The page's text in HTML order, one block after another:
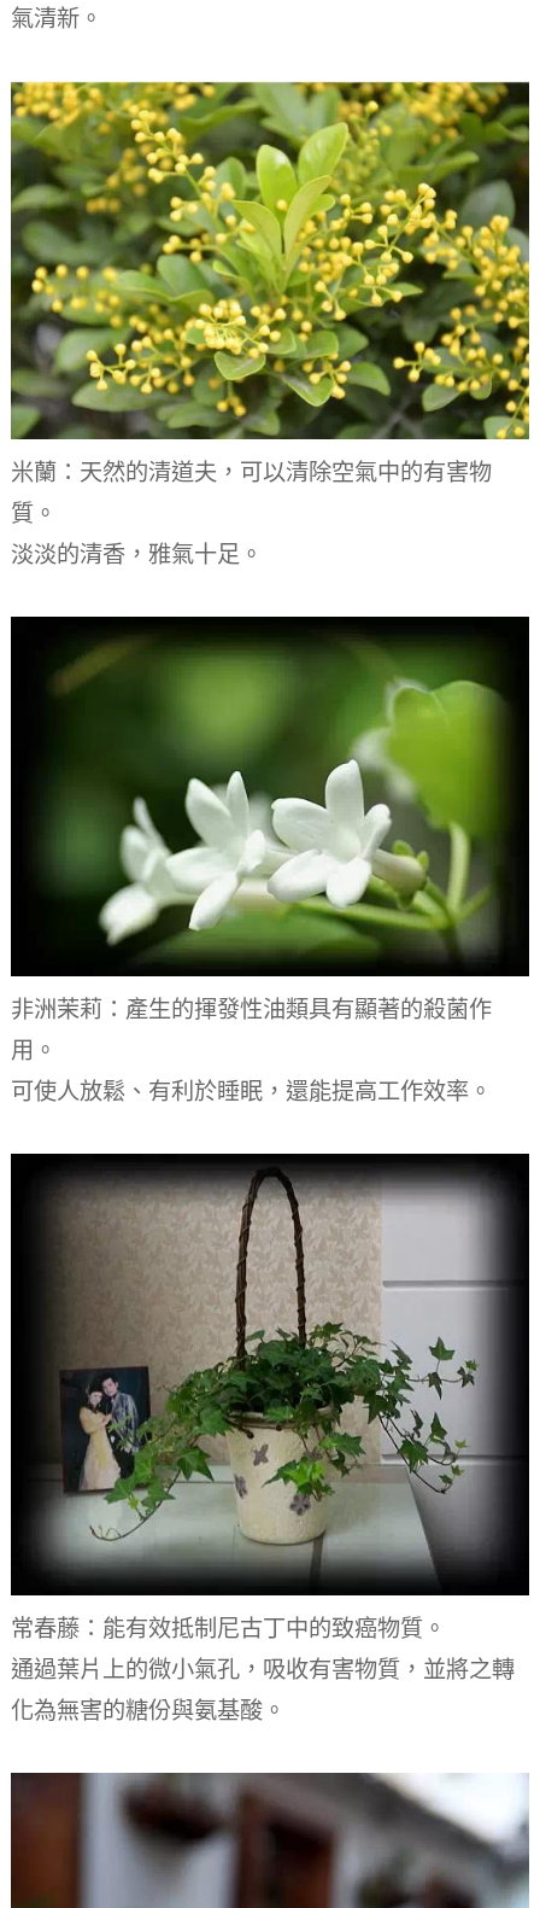
氣清新。
米蘭：天然的清道夫，可以清除空氣中的有害物
質。
淡淡的清香，雅氣十足。
非洲茉莉：產生的揮發性油類具有顯著的殺菌作
用。
可使人放鬆、有利於睡眠，還能提高工作效率。
常春藤：能有效抵制尼古丁中的致癌物質。
通過葉片上的微小氣孔，吸收有害物質，並將之轉
化為無害的糖份與氨基酸。